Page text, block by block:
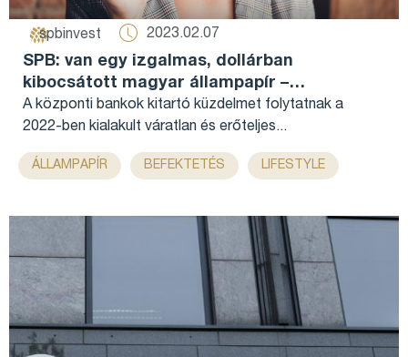
spbinvest 2023.02.07
SPB: van egy izgalmas, dollárban
kibocsátott magyar állampapír –
Portfolio.hu...
A központi bankok kitartó küzdelmet folytatnak a
2022-ben kialakult váratlan és erőteljes...
ÁLLAMPAPÍR BEFEKTETÉS LIFESTYLE